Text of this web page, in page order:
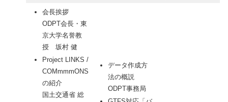
会長挨拶
ODPT会長・東
京大学名誉教
授 坂村 健
Project LINKS /
COMmmmONS
の紹介
国土交通省 総
データ作成方
法の概説
ODPT事務局